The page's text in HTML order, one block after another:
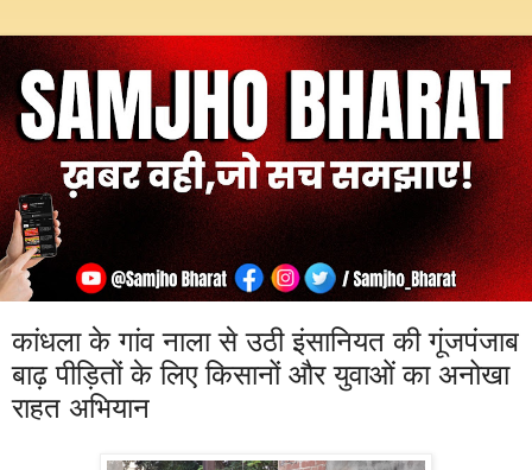
कांधला के गांव नाला से उठी इंसानियत की गूंजपंजाब
बाढ़ पीड़ितों के लिए किसानों और युवाओं का अनोखा
राहत अभियान